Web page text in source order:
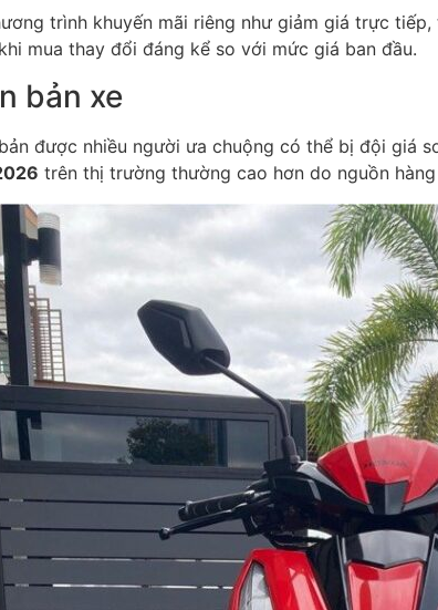
trình khuyến mãi riêng như giảm giá trực
khi mua thay đổi đáng kể so với mức giá ban đầu.
bản xe
được nhiều người ưa chuộng có thể bị đội giá
trên thị trường thường cao hơn do nguồn